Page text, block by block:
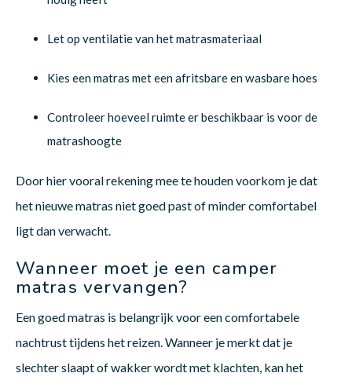
Let op ventilatie van het matrasmateriaal
Kies een matras met een afritsbare en wasbare hoes
Controleer hoeveel ruimte er beschikbaar is voor de
matrashoogte
Door hier vooral rekening mee te houden voorkom je dat
het nieuwe matras niet goed past of minder comfortabel
ligt dan verwacht.
Wanneer moet je een camper
matras vervangen?
Een goed matras is belangrijk voor een comfortabele
nachtrust tijdens het reizen. Wanneer je merkt dat je
slechter slaapt of wakker wordt met klachten, kan het